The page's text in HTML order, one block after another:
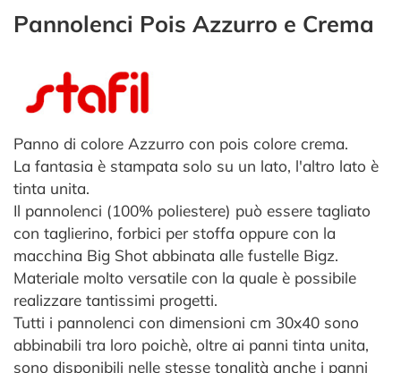
Pannolenci Pois Azzurro e Crema
Panno di colore Azzurro con pois colore crema.
La fantasia è stampata solo su un lato, l'altro lato è
tinta unita.
Il pannolenci (100% poliestere) può essere tagliato
con taglierino, forbici per stoffa oppure con la
macchina Big Shot abbinata alle fustelle Bigz.
Materiale molto versatile con la quale è possibile
realizzare tantissimi progetti.
Tutti i pannolenci con dimensioni cm 30x40 sono
abbinabili tra loro poichè, oltre ai panni tinta unita,
sono disponibili nelle stesse tonalità anche i panni